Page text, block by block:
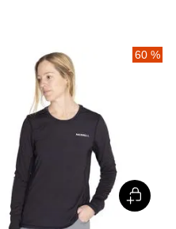
60 %